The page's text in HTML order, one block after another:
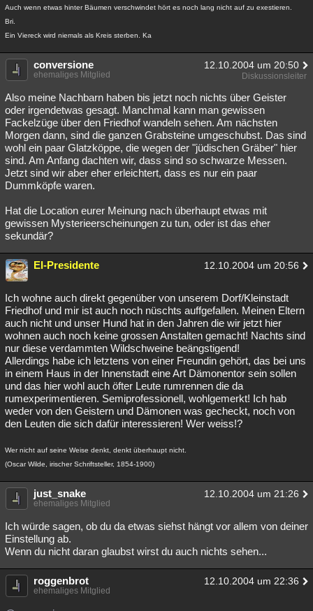
Auch wenn etwas hinter Bäumen verschwindet hört es noch lang nicht auf zu exestieren.
Bri.
Ein Viereck wird niemals als Kreis sterben. Ka
conversione 12.10.2004 um 20:50
ehemaliges Mitglied Diskussionsleiter
Also meine Nachbarn haben bis jetzt noch nichts über Geister
oder irgendetwas gesagt. Manchmal kann man gewissen
Fackelzüge über den Friedhof wandeln sehen. Am nächsten
Morgen dann, sind die ganzen Grabsteine umgeschubst. Das sind
wohl ein paar Glatzköppe, die wegen der "jüdischen Gräber" hier
sind. Am Anfang dachten wir, dass sind so schwarze Messen.
Jetzt sind wir aber eher erleichtert, dass es nur ein paar
Dummköpfe waren.
Hat die Location eurer Meinung nach überhaupt etwas mit
gewissen Mysterieerscheinungen zu tun, oder ist das eher
sekundär?
El-Presidente 12.10.2004 um 20:56
Ich wohne auch direkt gegenüber von unserem Dorf/Kleinstadt
Friedhof und mir ist auch noch nüschts auffgefallen. Meinen Eltern
auch nicht und unser Hund hat in den Jahren die wir jetzt hier
wohnen auch noch keine grossen Anstalten gemacht! Nachts sind
nur diese verdammten Wildschweine beängstigend!
Allerdings habe ich letztens von einer Freundin gehört, das bei uns
in einem Haus in der Innenstadt eine Art Dämonentor sein sollen
und das hier wohl auch öfter Leute rumrennen die da
rumexperimentieren. Semiprofessionell, wohlgemerkt! Ich hab
weder von den Geistern und Dämonen was gecheckt, noch von
den Leuten die sich dafür interessieren! Wer weiss!?
Wer nicht auf seine Weise denkt, denkt überhaupt nicht.
(Oscar Wilde, irischer Schriftsteller, 1854-1900)
just_snake 12.10.2004 um 21:26
ehemaliges Mitglied
Ich würde sagen, ob du da etwas siehst hängt vor allem von deiner
Einstellung ab.
Wenn du nicht daran glaubst wirst du auch nichts sehen...
roggenbrot 12.10.2004 um 22:36
ehemaliges Mitglied